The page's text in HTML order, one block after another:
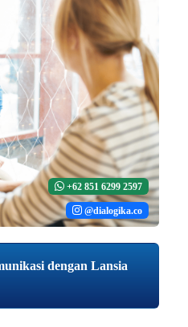
+62 851 6299 2597
@dialogika.co
dengan Lansia